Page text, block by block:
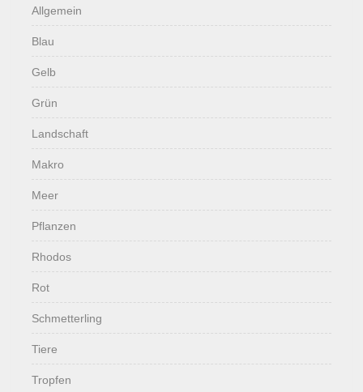
Allgemein
Blau
Gelb
Grün
Landschaft
Makro
Meer
Pflanzen
Rhodos
Rot
Schmetterling
Tiere
Tropfen